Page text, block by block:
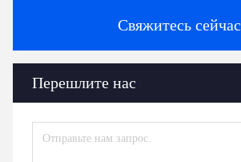
Свяжитесь сейчас
Перешлите нас